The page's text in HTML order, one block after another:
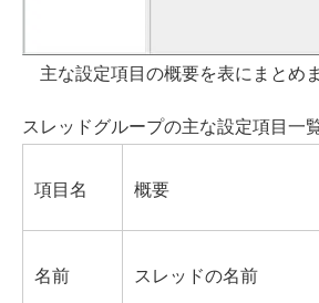
主な設定項目の概要を表にまとめま
スレッドグループの主な設定項目一
項目名 概要
名前 スレッドの名前